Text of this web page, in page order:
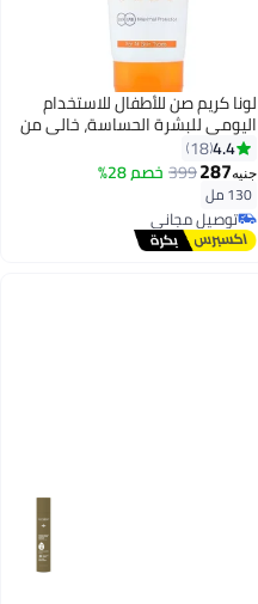
لونا كريم صن للأطفال للاستخدام
اليومي للبشرة الحساسة، خالي من
العطور، 130 مل
4.4
18
جنيه287
399 خصم 28%
130 مل
توصيل مجاني
توصيل مجاني